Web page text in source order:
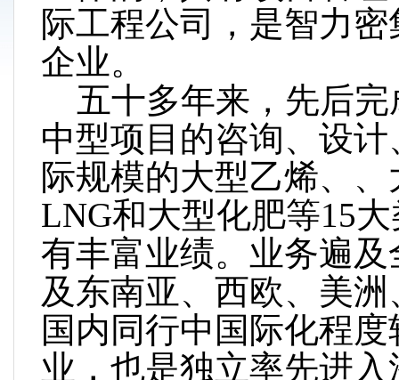
际工程公司，是智力
企业。
五十多年来，先后完
中型项目的咨询、设
际规模的大型乙烯、
LNG和大型化肥等15
有丰富业绩。业务遍
及东南亚、西欧、美
国内同行中国际化程
业，也是独立率先进